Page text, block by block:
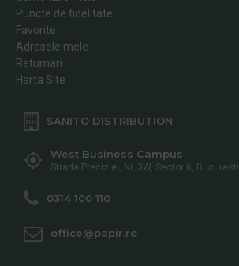
Puncte de fidelitate
Favorite
Adresele mele
Returnari
Harta SIte
SANITO DISTRIBUTION
West Business Campus
Strada Preciziei, Nr, 3W, Sector 6, Bucuresti
0314 100 110
office@papir.ro